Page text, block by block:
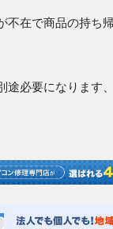
不在で商品の持ち
必要になります